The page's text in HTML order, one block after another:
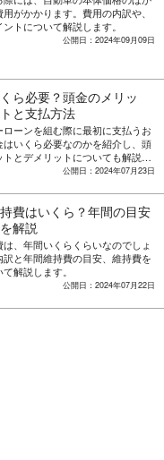
がかかります。費用の内訳や、
トについて解説します。
公開日：2024年09月09日
ら必要？頭金のメリッ
と支払方法
ーンを組む際に最初に支払うお
いくら必要なのかを紹介し、頭
とデメリットについても解説し
公開日：2024年07月23日
費はいくら？年間の目安
解説
、年間いくらくらいなのでしょ
訳と年間維持費の目安、維持費を
解説します。
公開日：2024年07月22日